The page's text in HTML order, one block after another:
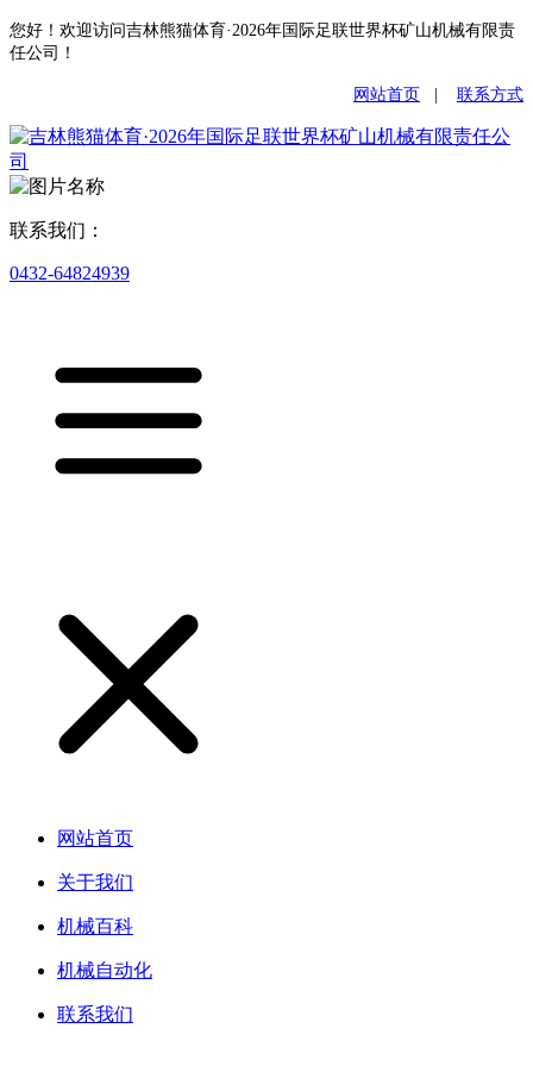
您好！欢迎访问吉林熊猫体育·2026年国际足联世界杯矿山机械有限责
任公司！
网站首页 联系方式
联系我们：
0432-64824939
网站首页
关于我们
机械百科
机械自动化
联系我们